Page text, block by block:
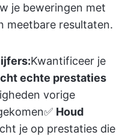
je beweringen met
meetbare resultaten.
Kwantificeer je
echte prestaties
vorige
Houd
je op prestaties die